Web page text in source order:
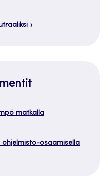
matkalla
ohjelmisto-osaamisella